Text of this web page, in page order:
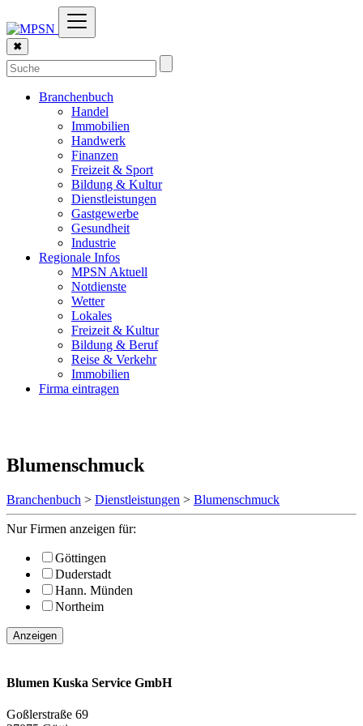
✖
Branchenbuch
Handel
Immobilien
Handwerk
Finanzen
Freizeit & Sport
Bildung & Kultur
Dienstleistungen
Gastgewerbe
Gesundheit
Industrie
Regionale Infos
MPSN Aktuell
Notdienste
Wetter
Lokales
Freizeit & Kultur
Bildung & Beruf
Reise & Verkehr
Immobilien
Firma eintragen
Blumenschmuck
Branchenbuch > Dienstleistungen > Blumenschmuck
Nur Firmen anzeigen für:
Göttingen
Duderstadt
Hann. Münden
Northeim
Anzeigen
Blumen Kuska Service GmbH
Goßlerstraße 69